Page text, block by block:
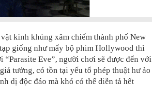
kinh khủng xâm chiếm thành phố New
giống như mấy bộ phim Hollywood thì
“Parasite Eve”, người chơi sẽ được đến với
tưởng, có tồn tại yếu tố phép thuật hư ảo
dị độc đáo mà khó có thể diễn tả hết